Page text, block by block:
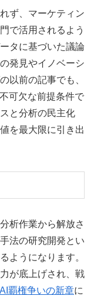
ず、マーケティン
で活用されるよう
タに基づいた議論
発見やイノベーシ
以前の記事でも、
可欠な前提条件で
と分析の民主化
を最大限に引き出
析作業から解放さ
法の研究開発とい
ようになります。
が底上げされ、戦
AI覇権争いの新章に